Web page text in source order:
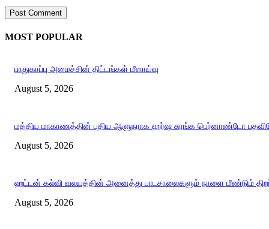
MOST POPULAR
பாதுகாப்பு அமைச்சின் திட்டங்கள் மீளாய்வு
August 5, 2026
மத்திய மாகாணத்தின் புதிய ஆளுநராக ஹர்ஷ சுரங்க பெர்னாண்டோ
August 5, 2026
ஹட்டன் கல்வி வலயத்தின் அனைத்து பாடசாலைகளும் நாளை மீண்டும்
August 5, 2026